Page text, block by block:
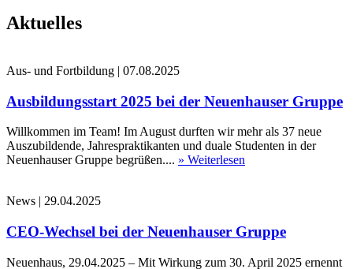
Aktuelles
Aus- und Fortbildung | 07.08.2025
Ausbildungsstart 2025 bei der Neuenhauser Gruppe
Willkommen im Team! Im August durften wir mehr als 37 neue
Auszubildende, Jahrespraktikanten und duale Studenten in der
Neuenhauser Gruppe begrüßen.... » Weiterlesen
News | 29.04.2025
CEO-Wechsel bei der Neuenhauser Gruppe
Neuenhaus, 29.04.2025 – Mit Wirkung zum 30. April 2025 ernennt